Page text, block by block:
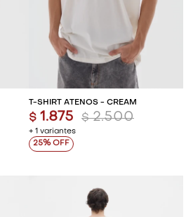
T-SHIRT ATENOS - CREAM
+ 1 variantes
$ 1.875 $ 2.500
25